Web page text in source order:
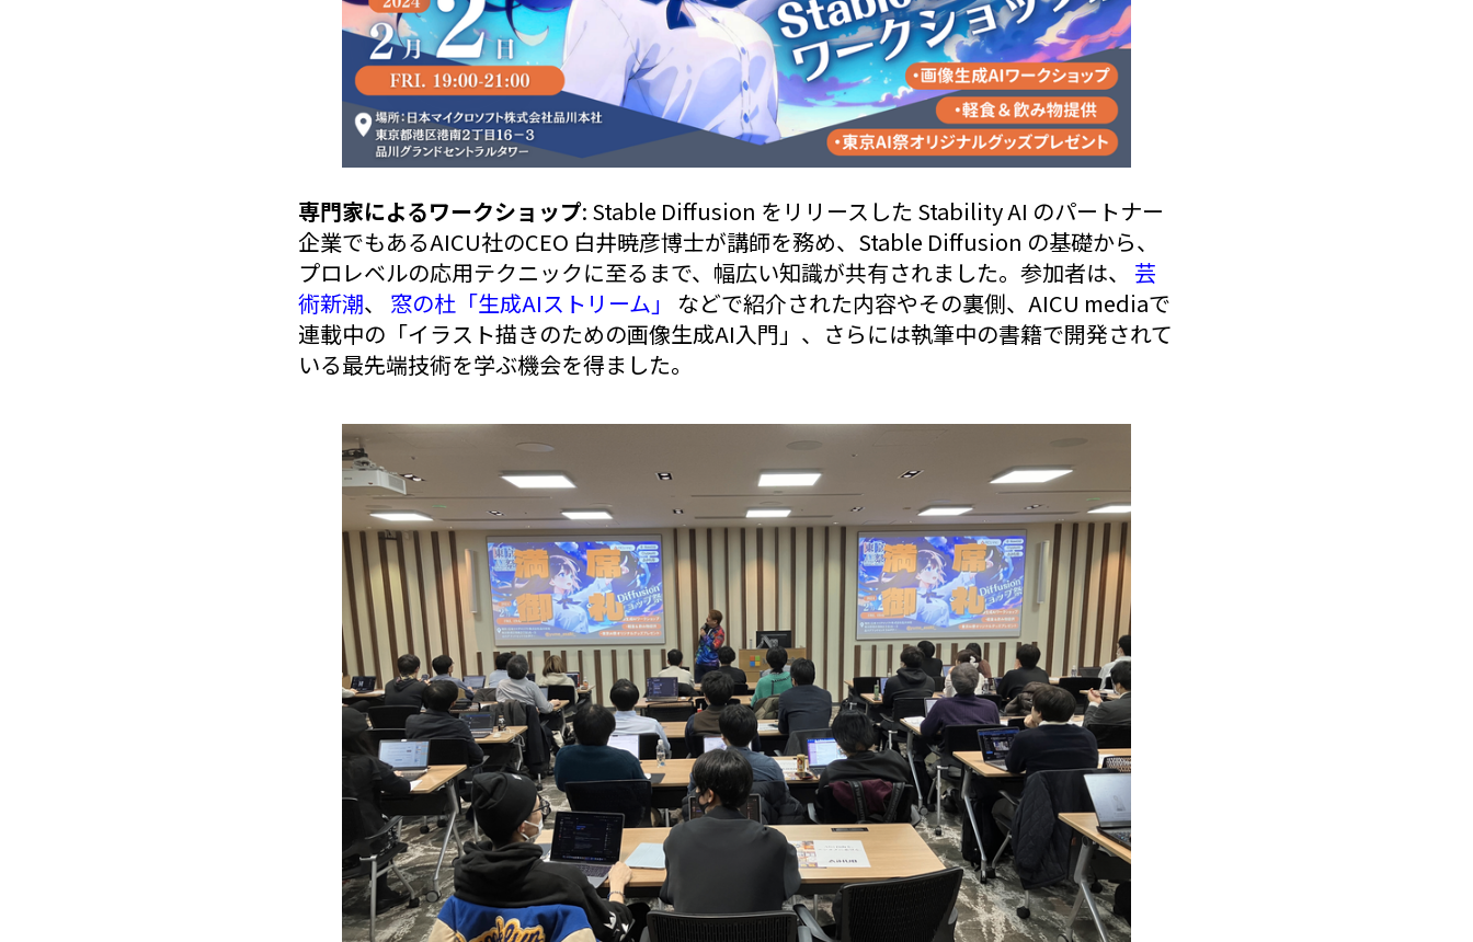
専門家によるワークショップ: Stable Diffusion をリリースした Stability AI のパートナー
企業でもあるAICU社のCEO 白井暁彦博士が講師を務め、Stable Diffusion の基礎から、
プロレベルの応用テクニックに至るまで、幅広い知識が共有されました。参加者は、 芸
術新潮、 窓の杜「生成AIストリーム」
などで紹介された内容やその裏側、AICU mediaで
連載中の「イラスト描きのための画像生成AI入門」、さらには執筆中の書籍で開発されて
いる最先端技術を学ぶ機会を得ました。